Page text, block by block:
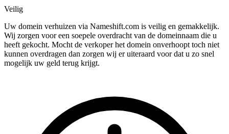
Veilig
Uw domein verhuizen via Nameshift.com is veilig en gemakkelijk.
Wij zorgen voor een soepele overdracht van de domeinnaam die u
heeft gekocht. Mocht de verkoper het domein onverhoopt toch niet
kunnen overdragen dan zorgen wij er uiteraard voor dat u zo snel
mogelijk uw geld terug krijgt.